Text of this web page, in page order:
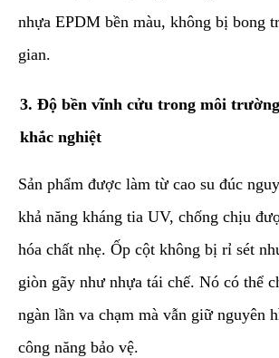
nhựa EPDM bền màu, không bị bong
gian.
​3. Độ bền vĩnh cửu trong môi
khắc nghiệt
​Sản phẩm được làm từ cao su đúc
khả năng kháng tia UV, chống chịu
hóa chất nhẹ. Ốp cột không bị rỉ sét
giòn gãy như nhựa tái chế. Nó có thể
ngàn lần va chạm mà vẫn giữ nguyên
công năng bảo vệ.